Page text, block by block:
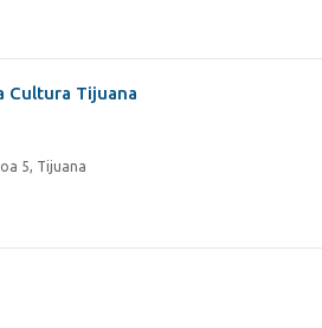
Cultura Tijuana
5, Tijuana